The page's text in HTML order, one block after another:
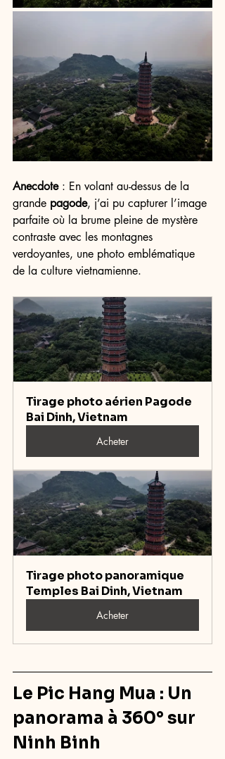
Anecdote : En volant au-dessus de la
grande pagode, j’ai pu capturer l’image
parfaite où la brume pleine de mystère
contraste avec les montagnes
verdoyantes, une photo emblématique
de la culture vietnamienne.
Tirage photo aérien Pagode
Bai Dinh, Vietnam
Acheter
Tirage photo panoramique
Temples Bai Dinh, Vietnam
Acheter
Le Pic Hang Mua : Un
panorama à 360° sur
Ninh Binh